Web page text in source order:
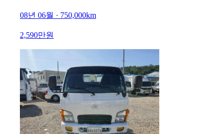
08년 06월 · 750,000km
2,590만원